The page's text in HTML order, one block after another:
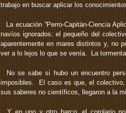
trabajo en buscar aplicar los
La ecuación “Perro-Capitán-Ciencia
navíos ignorados: el pequeño del
aparentemente en mares distintos y, no
ver a lo lejos lo que se venía. La
No se sabe si hubo un encuentro
imposibles. El caso es que, el
sus saberes no científicos, llegaron a la